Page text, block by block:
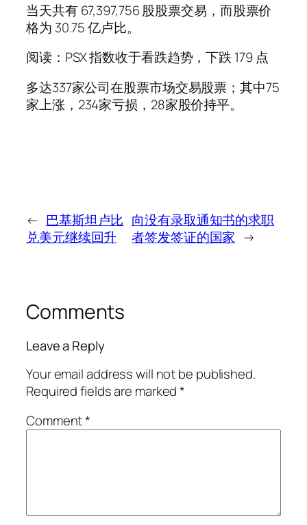
当天共有 67,397,756 股股票交易，而股票价
格为 30.75 亿卢比。
阅读：PSX 指数收于看跌趋势，下跌 179 点
多达337家公司在股票市场交易股票；其中75
家上涨，234家亏损，28家股价持平。
← 巴基斯坦卢比
兑美元继续回升
向没有录取通知书的求职
者签发签证的国家 →
Comments
Leave a Reply
Your email address will not be published.
Required fields are marked*
Comment*